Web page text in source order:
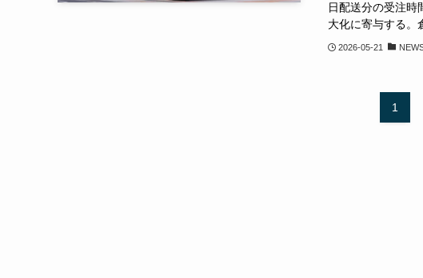
日配送分の受注時
大化に寄与する。
2026-05-21
1